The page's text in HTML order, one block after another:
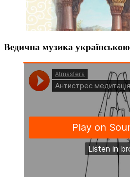
Ведична музика українською